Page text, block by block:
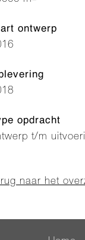
ontwerp
opdracht
t/m
naar het